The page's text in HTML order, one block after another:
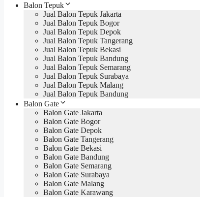
Balon Tepuk
Jual Balon Tepuk Jakarta
Jual Balon Tepuk Bogor
Jual Balon Tepuk Depok
Jual Balon Tepuk Tangerang
Jual Balon Tepuk Bekasi
Jual Balon Tepuk Bandung
Jual Balon Tepuk Semarang
Jual Balon Tepuk Surabaya
Jual Balon Tepuk Malang
Jual Balon Tepuk Bandung
Balon Gate
Balon Gate Jakarta
Balon Gate Bogor
Balon Gate Depok
Balon Gate Tangerang
Balon Gate Bekasi
Balon Gate Bandung
Balon Gate Semarang
Balon Gate Surabaya
Balon Gate Malang
Balon Gate Karawang